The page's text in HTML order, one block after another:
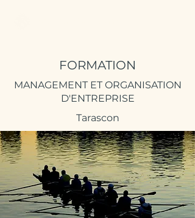
FORMATION
MANAGEMENT ET ORGANISATION
D'ENTREPRISE
Tarascon